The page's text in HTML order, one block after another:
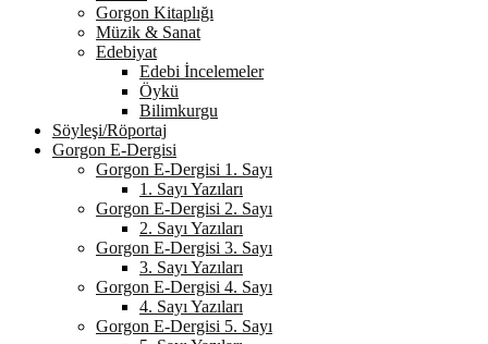
Gorgon Kitaplığı
Müzik & Sanat
Edebiyat
Edebi İncelemeler
Öykü
Bilimkurgu
Söyleşi/Röportaj
Gorgon E-Dergisi
Gorgon E-Dergisi 1. Sayı
1. Sayı Yazıları
Gorgon E-Dergisi 2. Sayı
2. Sayı Yazıları
Gorgon E-Dergisi 3. Sayı
3. Sayı Yazıları
Gorgon E-Dergisi 4. Sayı
4. Sayı Yazıları
Gorgon E-Dergisi 5. Sayı